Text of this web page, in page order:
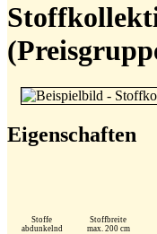
Eigenschaften
Stoffe
abdunkelnd
Stoffbreite
max. 200 cm